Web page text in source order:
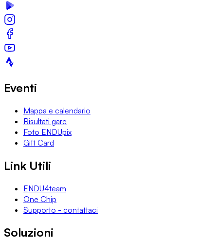
Eventi
Mappa e calendario
Risultati gare
Foto ENDUpix
Gift Card
Link Utili
ENDU4team
One Chip
Supporto - contattaci
Soluzioni